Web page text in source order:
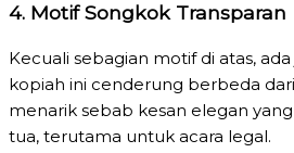
4. Motif Songkok Transparan
Kecuali sebagian motif di atas,
kopiah ini cenderung berbeda
menarik sebab kesan elegan
tua, terutama untuk acara legal.